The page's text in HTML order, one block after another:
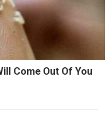
Come Out Of You